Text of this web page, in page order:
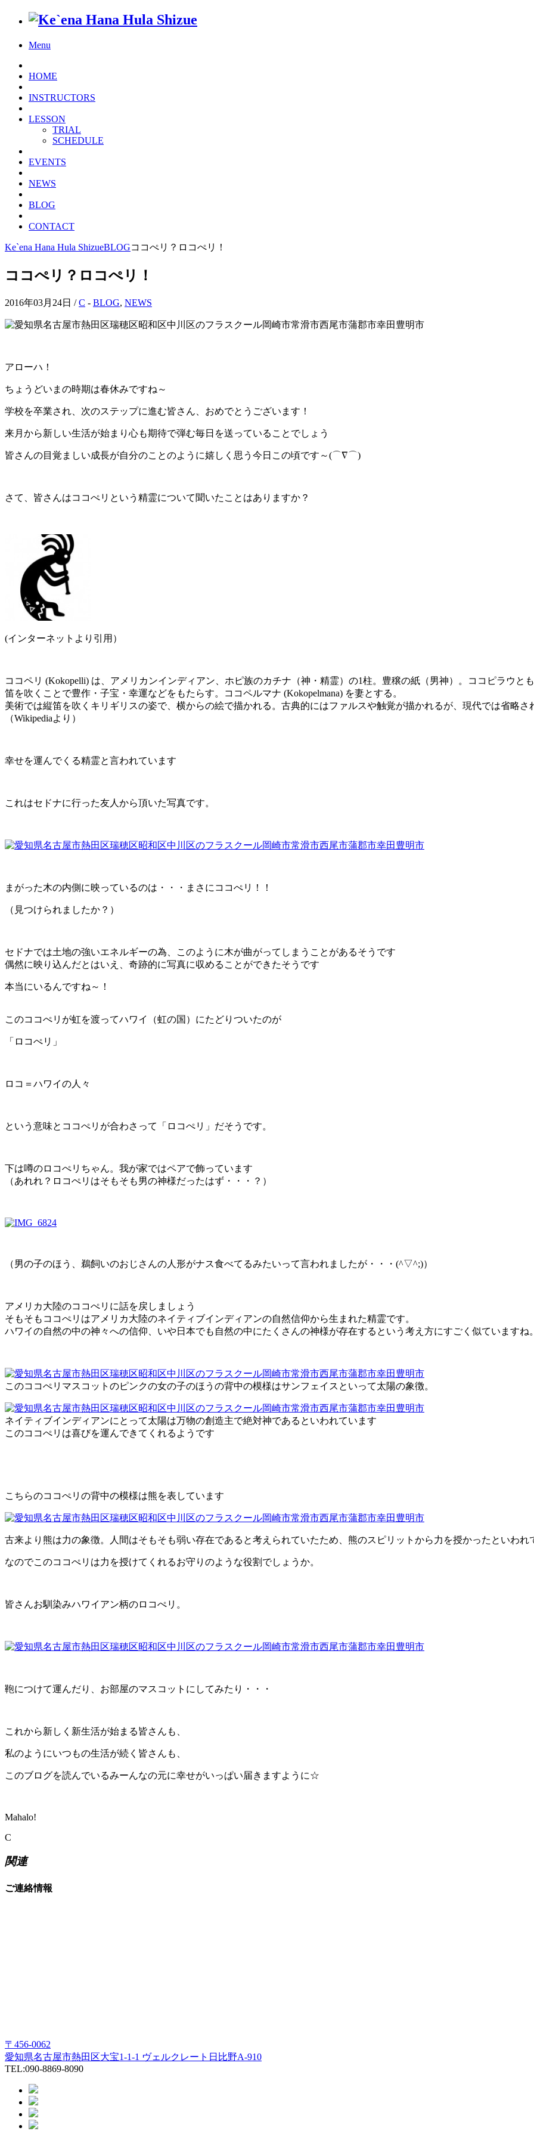
Menu
HOME
INSTRUCTORS
LESSON
TRIAL
SCHEDULE
EVENTS
NEWS
BLOG
CONTACT
Ke`ena Hana Hula ShizueBLOGココぺリ？ロコぺリ！
ココぺリ？ロコぺリ！
2016年03月24日 /C - BLOG, NEWS
アローハ！
ちょうどいまの時期は春休みですね～
学校を卒業され、次のステップに進む皆さん、おめでとうございます！
来月から新しい生活が始まり心も期待で弾む毎日を送っていることでしょう
皆さんの目覚ましい成長が自分のことのように嬉しく思う今日この頃です～(⌒∇⌒)
さて、皆さんはココぺリという精霊について聞いたことはありますか？
(インターネットより引用）
ココペリ (Kokopelli) は、アメリカンインディアン、ホピ族のカチナ（神・精霊）の1柱。豊穣の紙（男神）。ココピラウとも
笛を吹くことで豊作・子宝・幸運などをもたらす。ココペルマナ (Kokopelmana) を妻とする。
美術では縦笛を吹くキリギリスの姿で、横からの絵で描かれる。古典的にはファルスや触覚が描かれるが、現代では省略さ
（Wikipediaより）
幸せを運んでくる精霊と言われています
これはセドナに行った友人から頂いた写真です。
まがった木の内側に映っているのは・・・まさにココぺリ！！
（見つけられましたか？）
セドナでは土地の強いエネルギーの為、このように木が曲がってしまうことがあるそうです
偶然に映り込んだとはいえ、奇跡的に写真に収めることができたそうです
本当にいるんですね～！
このココぺリが虹を渡ってハワイ（虹の国）にたどりついたのが
「ロコぺリ」
ロコ＝ハワイの人々
という意味とココぺリが合わさって「ロコぺリ」だそうです。
下は噂のロコぺリちゃん。我が家ではペアで飾っています
（あれれ？ロコぺリはそもそも男の神様だったはず・・・？）
（男の子のほう、鵜飼いのおじさんの人形がナス食べてるみたいって言われましたが・・・(^▽^;)）
アメリカ大陸のココぺリに話を戻しましょう
そもそもココぺリはアメリカ大陸のネイティブインディアンの自然信仰から生まれた精霊です。
ハワイの自然の中の神々への信仰、いや日本でも自然の中にたくさんの神様が存在するという考え方にすごく似ていますね。
このココぺリマスコットのピンクの女の子のほうの背中の模様はサンフェイスといって太陽の象徴。
ネイティブインディアンにとって太陽は万物の創造主で絶対神であるといわれています
このココぺリは喜びを運んできてくれるようです
こちらのココぺリの背中の模様は熊を表しています
古来より熊は力の象徴。人間はそもそも弱い存在であると考えられていたため、熊のスピリットから力を授かったといわれ
なのでこのココぺリは力を授けてくれるお守りのような役割でしょうか。
皆さんお馴染みハワイアン柄のロコぺリ。
鞄につけて運んだり、お部屋のマスコットにしてみたり・・・
これから新しく新生活が始まる皆さんも、
私のようにいつもの生活が続く皆さんも、
このブログを読んでいるみーんなの元に幸せがいっぱい届きますように☆
Mahalo!
C
関連
ご連絡情報
〒456-0062
愛知県名古屋市熱田区大宝1-1-1 ヴェルクレート日比野A-910
TEL:090-8869-8090